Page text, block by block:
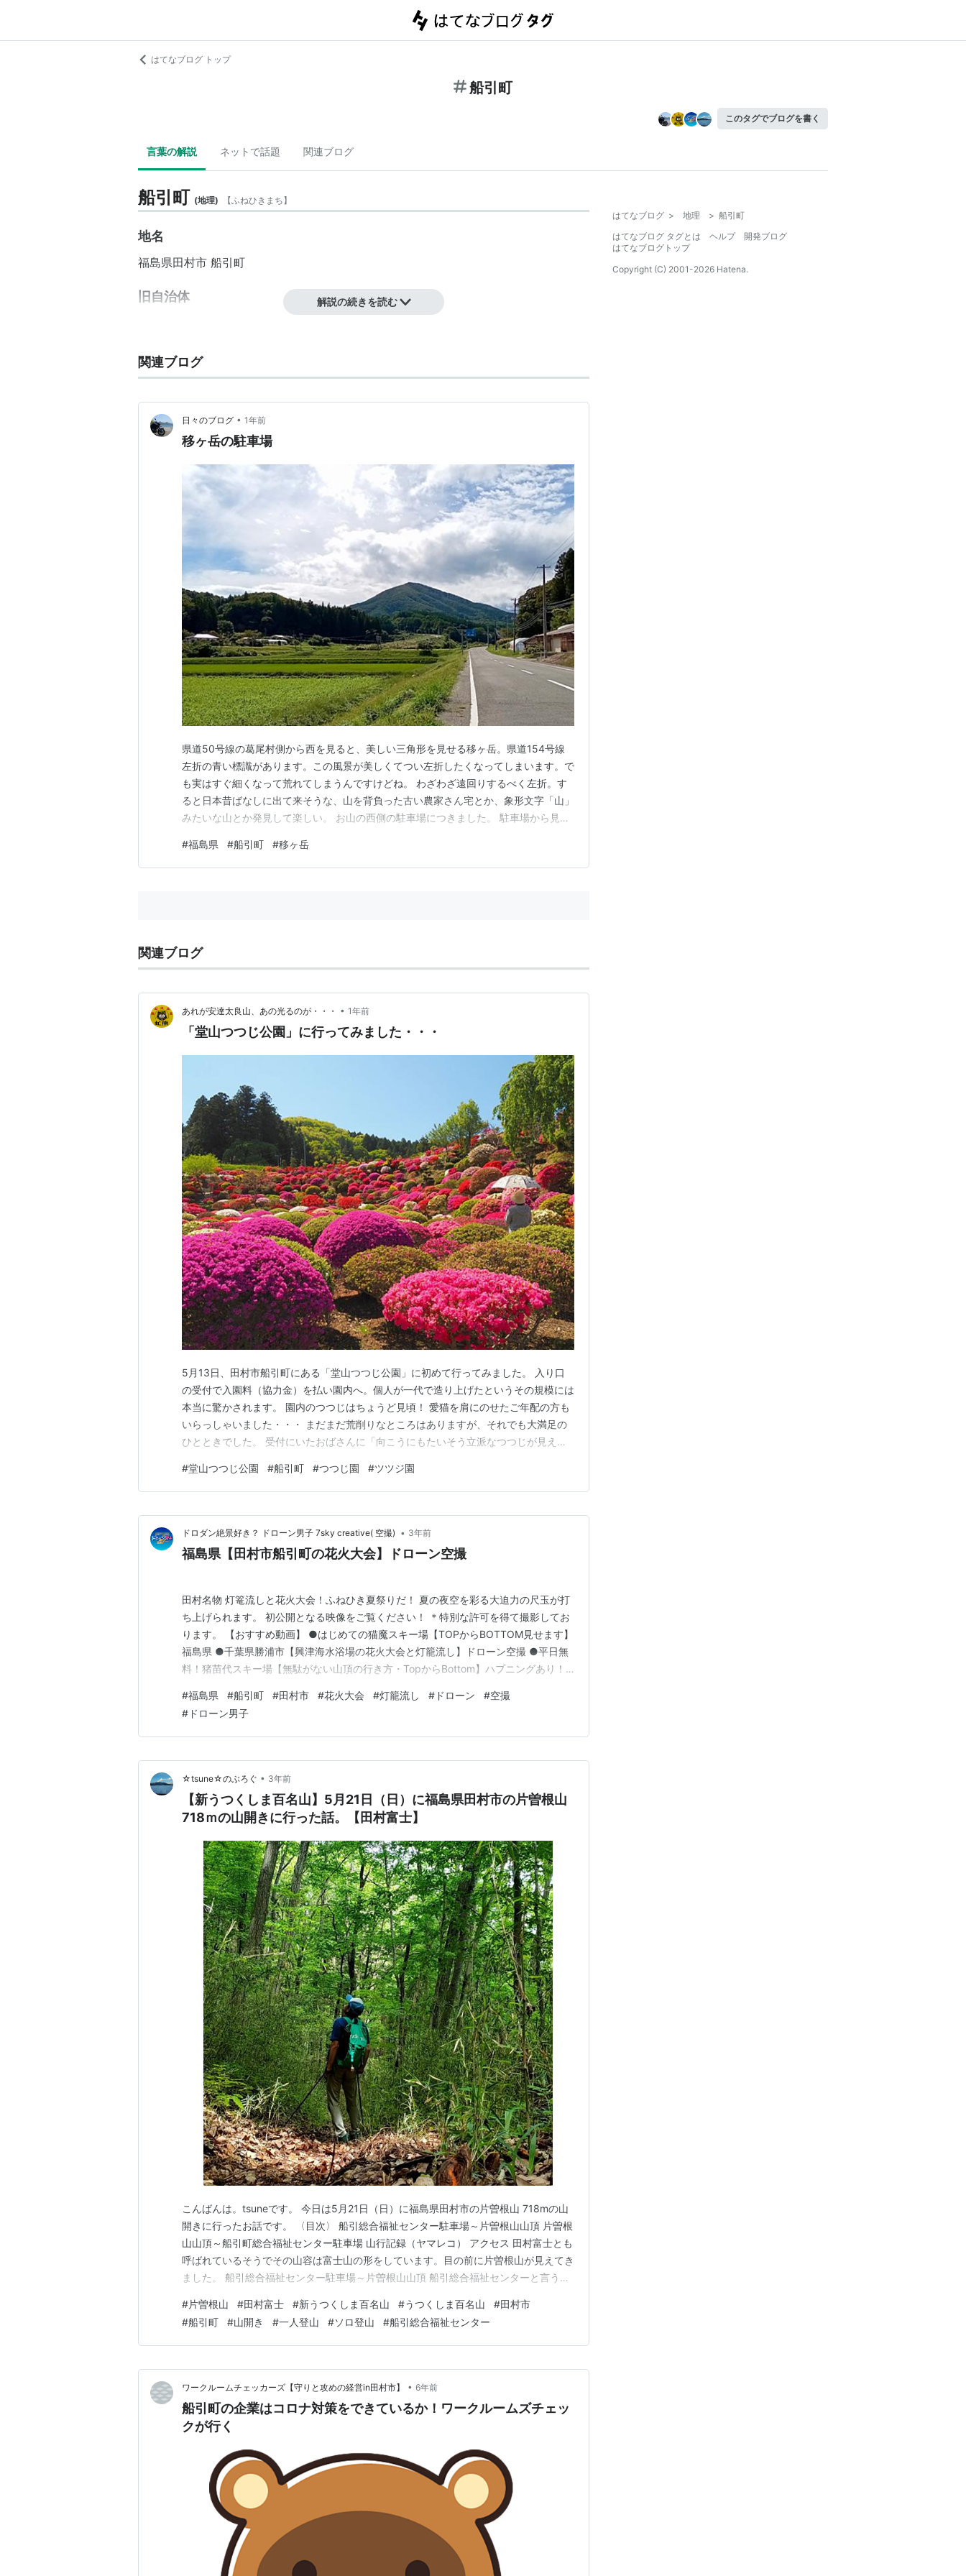
はてなブログ トップ
船引町
このタグでブログを書く
言葉の解説 ネットで話題 関連ブログ
船引町 (地理) 【ふねひきまち】
地名
福島県田村市 船引町
旧自治体 解説の続きを読む
関連ブログ
日々のブログ • 1年前
移ヶ岳の駐車場
県道50号線の葛尾村側から西を見ると、美しい三角形を見せる移ヶ岳。県道154号線
左折の青い標識があります。この風景が美しくてつい左折したくなってしまいます。で
も実はすぐ細くなって荒れてしまうんですけどね。 わざわざ遠回りするべく左折。す
ると日本昔ばなしに出て来そうな、山を背負った古い農家さん宅とか、象形文字「山」
みたいな山とか発見して楽しい。 お山の西側の駐車場につきました。 駐車場から見た
いなやつ）で雑に消しています。新Macに買い替えて良かった機能の一つです。 ここ
から郡山市街、二本松市街が見渡せるのですが遥か遠…
#福島県 #船引町 #移ヶ岳
関連ブログ
あれが安達太良山、あの光るのが・・・ • 1年前
「堂山つつじ公園」に行ってみました・・・
5月13日、田村市船引町にある「堂山つつじ公園」に初めて行ってみました。 入り口
の受付で入園料（協力金）を払い園内へ。個人が一代で造り上げたというその規模には
本当に驚かされます。 園内のつつじはちょうど見頃！ 愛猫を肩にのせたご年配の方も
いらっしゃいました・・・ まだまだ荒削りなところはありますが、それでも大満足の
ひとときでした。 受付にいたおばさんに「向こうにもたいそう立派なつつじが見えま
した。 「どうりで・・・向こうも見れるんですか？」と尋ねました。 「向こうは斜面
が急であぶないから・・・」眺めるだけにしてくださ…
#堂山つつじ公園 #船引町 #つつじ園 #ツツジ園
ドロダン絶景好き？ ドローン男子 7sky creative( 空撮) • 3年前
福島県【田村市船引町の花火大会】ドローン空撮
田村名物 灯篭流しと花火大会！ふねひき夏祭りだ！ 夏の夜空を彩る大迫力の尺玉が打
ち上げられます。 初公開となる映像をご覧ください！ ＊特別な許可を得て撮影してお
ります。 【おすすめ動画】 ●はじめての猫魔スキー場【TOPからBOTTOM見せます】
福島県 ●千葉県勝浦市【興津海水浴場の花火大会と灯籠流し】ドローン空撮 ●平日無
料！猪苗代スキー場【無駄がない山頂の行き方・TopからBottom】ハプニングあり！
ームページ https://musicsatokibi.wixsite.com/mysite ●依頼…
#福島県 #船引町 #田村市 #花火大会 #灯籠流し # ドローン #空撮
# ドローン男子
☆tsune☆のぶろぐ • 3年前
【新うつくしま百名山】5月21日（日）に福島県田村市の片曽根山
718ｍの山開きに行った話。【田村富士】
こんばんは。tsuneです。 今日は5月21日（日）に福島県田村市の片曽根山 718mの山
開きに行ったお話です。 〈目次〉 船引総合福祉センター駐車場～片曽根山山頂 片曽根
山山頂～船引町総合福祉センター駐車場 山行記録（ヤマレコ） アクセス 田村富士とも
呼ばれているそうでその山容は富士山の形をしています。目の前に片曽根山が見えてき
ました。 船引総合福祉センター駐車場～片曽根山山頂 船引総合福祉センターと言う施
いました。お疲れ様です。 サイトで一応予習はしたのですが車で山頂下の駐車場まで
行って山頂に登るルートばかりだっ…
#片曽根山 #田村富士 #新うつくしま百名山 #うつくしま百名山 #田村市
#船引町 #山開き #一人登山 #ソロ登山 #船引総合福祉センター
ワークルームチェッカーズ【守りと攻めの経営in田村市】 • 6年前
船引町の企業はコロナ対策をできているか！ワークルームズチェッ
クが行く
はてなブログ > 地理 > 船引町
はてなブログ タグとは
ヘルプ
開発ブログ
はてなブログトップ
Copyright (C) 2001-2026 Hatena.